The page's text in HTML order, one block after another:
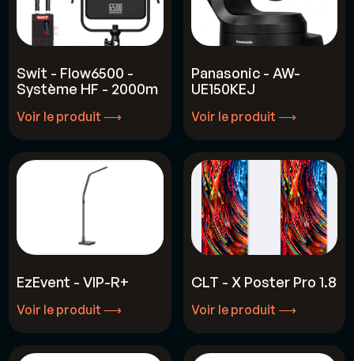
Swit - Flow6500 -
Système HF - 2000m
Voir le produit ⟶
Panasonic - AW-
UE150KEJ
Voir le produit ⟶
EzEvent - VIP-R+
Voir le produit ⟶
CLT - X Poster Pro 1.8
Voir le produit ⟶